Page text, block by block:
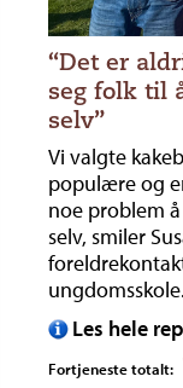
“Det er
seg folk til
selv”
Vi valgte
populære og
noe problem
selv, smiler
ungdomsskole.
Les hele
Fortjeneste totalt: